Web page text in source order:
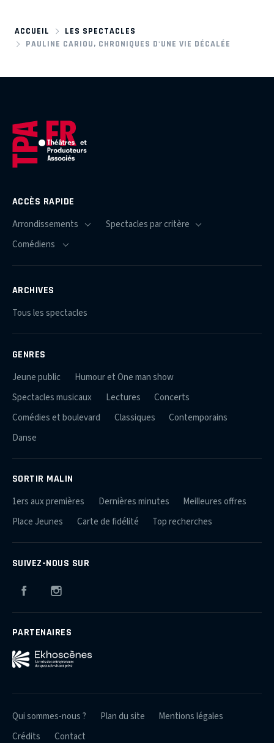
ACCUEIL
LES SPECTACLES
PAULINE CARIOU, CHRONIQUES D'UNE VIE DÉCALÉE
ACCÈS RAPIDE
ARCHIVES
Tous les spectacles
GENRES
Jeune public
Humour et One man show
Spectacles musicaux
Lectures
Concerts
Comédies et boulevard
Classiques
Contemporains
Danse
SORTIR MALIN
1ers aux premières Dernières minutes
Meilleures offres
Place Jeunes
Carte de fidélité Top recherches
SUIVEZ-NOUS SUR
Facebook
PARTENAIRES
Qui sommes-nous ? Plan du site
Mentions légales
Crédits
Contact